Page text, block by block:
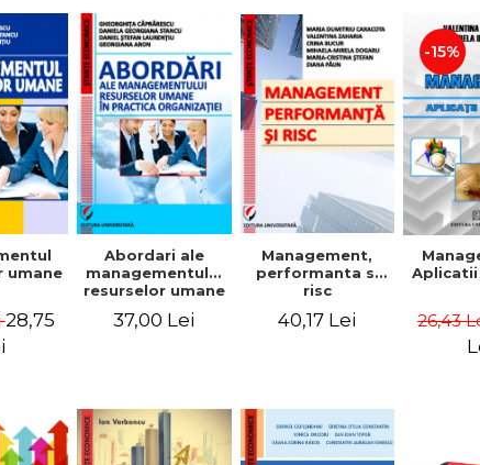
umane
28,75
Abordari ale
managementului
resurselor umane
organizatiei
37,00 Lei
Management,
performanta si
risc
40,17 Lei
-15%
26,43